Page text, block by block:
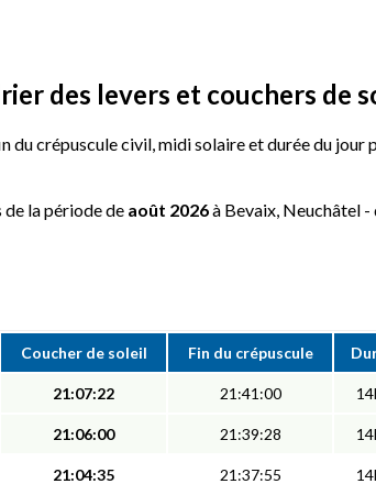
des levers et couchers de
du crépuscule civil, midi solaire et durée du jour
de la période de août 2026à Bevaix, Neuchâtel -
Coucher de soleil Fin du crépuscule
21:07:22 21:41:00
21:06:00 21:39:28
21:04:35 21:37:55